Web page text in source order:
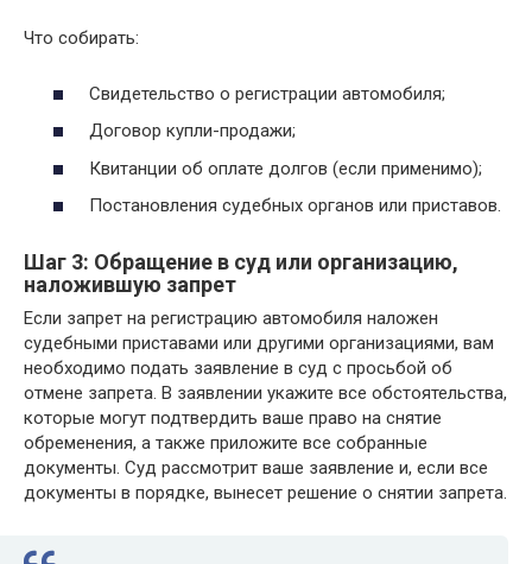
Что собирать:
Свидетельство о регистрации автомобиля;
Договор купли-продажи;
Квитанции об оплате долгов (если применимо);
Постановления судебных органов или приставов.
Шаг 3: Обращение в суд или организацию,
наложившую запрет
Если запрет на регистрацию автомобиля наложен
судебными приставами или другими организациями, вам
необходимо подать заявление в суд с просьбой об
отмене запрета. В заявлении укажите все обстоятельства,
которые могут подтвердить ваше право на снятие
обременения, а также приложите все собранные
документы. Суд рассмотрит ваше заявление и, если все
документы в порядке, вынесет решение о снятии запрета.